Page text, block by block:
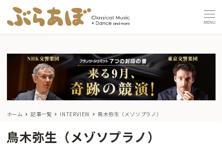
MENU
ホーム 記事一覧 INTERVIEW 鳥木弥生（メゾソプラノ）
鳥木弥生（メゾソプラノ）